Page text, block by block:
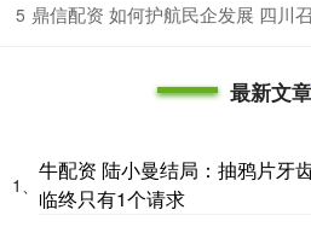
5 鼎信配资 如何护航民企发展 四川
最新文章
1、
牛配资 陆小曼结局：抽鸦片牙
临终只有1个请求